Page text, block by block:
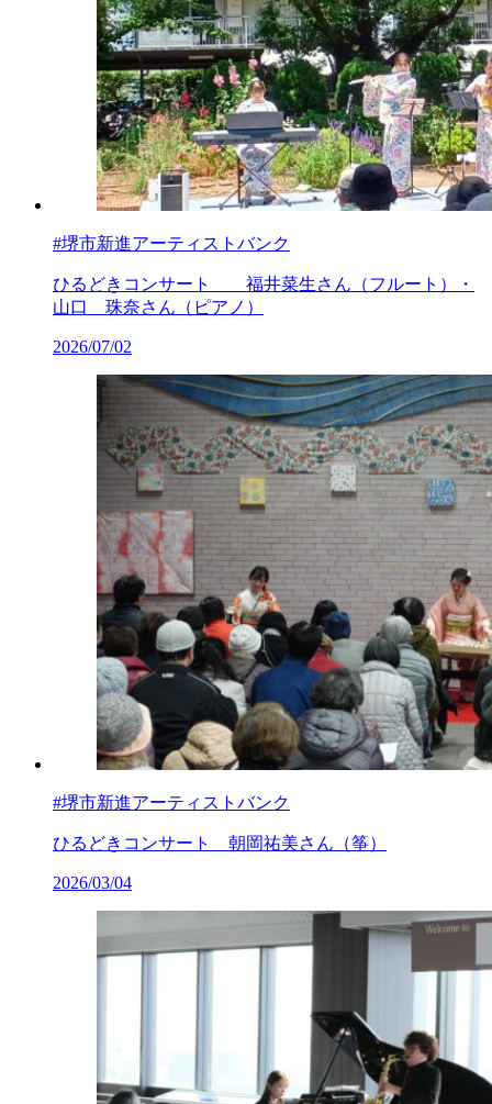
#堺市新進アーティストバンク
ひるどきコンサート 福井菜生さん（フルート）・
山口 珠奈さん（ピアノ）
2026/07/02
#堺市新進アーティストバンク
ひるどきコンサート 朝岡祐美さん（筝）
2026/03/04